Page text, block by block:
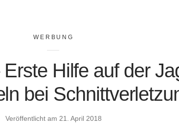
WERBUNG
Hilfe auf der
bei
Veröffentlicht am 21. April 2018